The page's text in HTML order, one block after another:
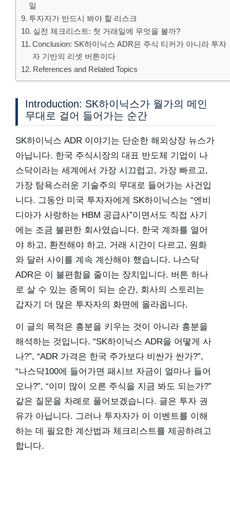
일
투자자가 반드시 봐야 할 리스크
실전 체크리스트: 첫 거래일에 무엇을 볼까?
Conclusion: SK하이닉스 ADR은 주식 티커가 아니라 투자
자 기반의 리셋 버튼이다
References and Related Topics
Introduction: SK하이닉스가 월가의 메인
무대로 걸어 들어가는 순간
SK하이닉스 ADR 이야기는 단순한 해외상장 뉴스가
아닙니다. 한국 주식시장의 대표 반도체 기업이 나
스닥이라는 세계에서 가장 시끄럽고, 가장 빠르고,
가장 탐욕스러운 기술주의 무대로 들어가는 사건입
니다. 그동안 미국 투자자에게 SK하이닉스는 “엔비
디아가 사랑하는 HBM 공급사”이면서도 직접 사기
에는 조금 불편한 회사였습니다. 한국 계좌를 열어
야 하고, 환전해야 하고, 거래 시간이 다르고, 원화
와 달러 사이를 계속 계산해야 했습니다. 나스닥
ADR은 이 불편함을 줄이는 장치입니다. 버튼 하나
로 살 수 있는 종목이 되는 순간, 회사의 스토리는
갑자기 더 많은 투자자의 화면에 올라옵니다.
이 글의 목적은 흥분을 키우는 것이 아니라 흥분을
해석하는 것입니다. “SK하이닉스 ADR을 어떻게 사
나?”, “ADR 가격은 한국 주가보다 비싼가 싼가?”,
“나스닥100에 들어가면 패시브 자금이 얼마나 들어
오나?”, “이미 많이 오른 주식을 지금 봐도 되는가?”
같은 질문을 차례로 풀어보겠습니다. 글은 투자 권
유가 아닙니다. 그러나 투자자가 이 이벤트를 이해
하는 데 필요한 계산법과 체크리스트를 제공하려고
합니다.